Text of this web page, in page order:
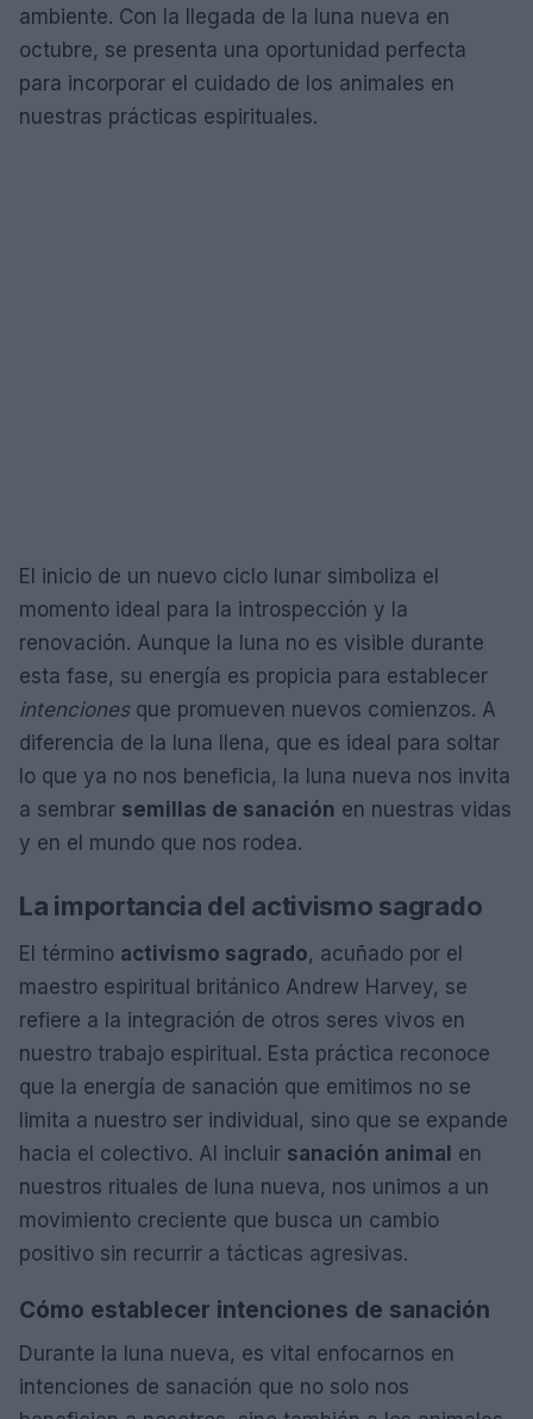
ambiente. Con la llegada de la luna nueva en
octubre, se presenta una oportunidad perfecta
para incorporar el cuidado de los animales en
nuestras prácticas espirituales.
El inicio de un nuevo ciclo lunar simboliza el
momento ideal para la introspección y la
renovación. Aunque la luna no es visible durante
esta fase, su energía es propicia para establecer
intencionesque promueven nuevos comienzos. A
diferencia de la luna llena, que es ideal para soltar
lo que ya no nos beneficia, la luna nueva nos invita
a sembrar semillas de sanación en nuestras vidas
y en el mundo que nos rodea.
La importancia del activismo sagrado
El término activismo sagrado, acuñado por el
maestro espiritual británico Andrew Harvey, se
refiere a la integración de otros seres vivos en
nuestro trabajo espiritual. Esta práctica reconoce
que la energía de sanación que emitimos no se
limita a nuestro ser individual, sino que se expande
hacia el colectivo. Al incluir sanación animal en
nuestros rituales de luna nueva, nos unimos a un
movimiento creciente que busca un cambio
positivo sin recurrir a tácticas agresivas.
Cómo establecer intenciones de sanación
Durante la luna nueva, es vital enfocarnos en
intenciones de sanación que no solo nos